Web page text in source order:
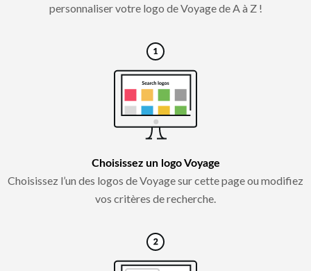
personnaliser votre logo de Voyage de A à Z !
Choisissez un logo Voyage
Choisissez l’un des logos de Voyage sur cette page ou modifiez
vos critères de recherche.